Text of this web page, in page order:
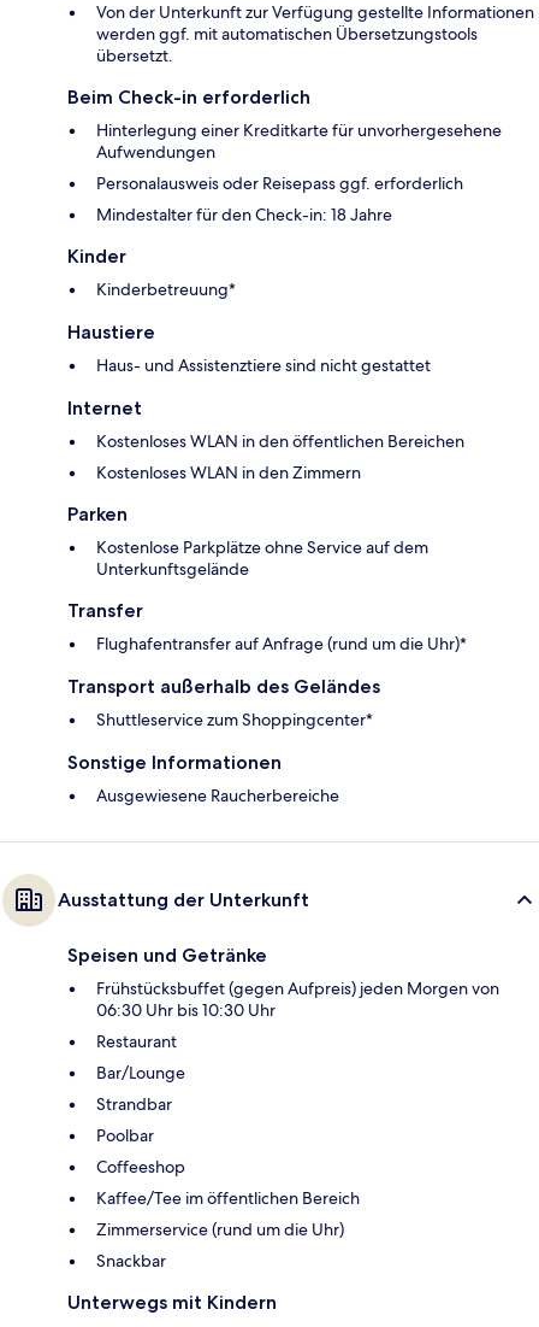
Von der Unterkunft zur Verfügung gestellte Informationen
werden ggf. mit automatischen Übersetzungstools
übersetzt.
Beim Check-in erforderlich
Hinterlegung einer Kreditkarte für unvorhergesehene
Aufwendungen
Personalausweis oder Reisepass ggf. erforderlich
Mindestalter für den Check-in: 18 Jahre
Kinder
Kinderbetreuung*
Haustiere
Haus- und Assistenztiere sind nicht gestattet
Internet
Kostenloses WLAN in den öffentlichen Bereichen
Kostenloses WLAN in den Zimmern
Parken
Kostenlose Parkplätze ohne Service auf dem
Unterkunftsgelände
Transfer
Flughafentransfer auf Anfrage (rund um die Uhr)*
Transport außerhalb des Geländes
Shuttleservice zum Shoppingcenter*
Sonstige Informationen
Ausgewiesene Raucherbereiche
Ausstattung der Unterkunft
Speisen und Getränke
Frühstücksbuffet (gegen Aufpreis) jeden Morgen von
06:30 Uhr bis 10:30 Uhr
Restaurant
Bar/Lounge
Strandbar
Poolbar
Coffeeshop
Kaffee/Tee im öffentlichen Bereich
Zimmerservice (rund um die Uhr)
Snackbar
Unterwegs mit Kindern